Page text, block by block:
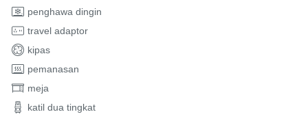
penghawa dingin
travel adaptor
kipas
pemanasan
meja
katil dua tingkat